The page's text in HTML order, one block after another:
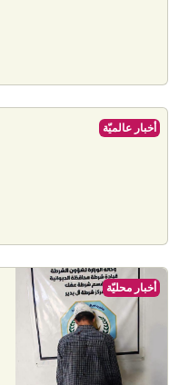
أخبار عالميّة
أخبار محليّة